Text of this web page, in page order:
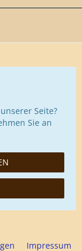
Seite?
Sie an
Impressum